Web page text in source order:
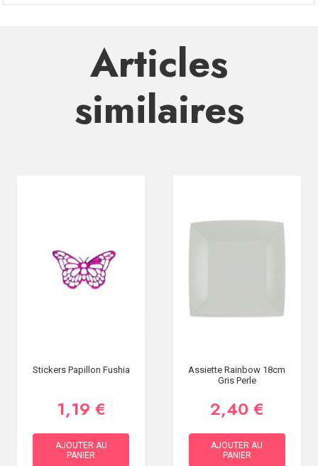
Articles
similaires
Stickers Papillon Fushia
1,19 €
AJOUTER AU
PANIER
Assiette Rainbow 18cm
Gris Perle
2,40 €
AJOUTER AU
PANIER